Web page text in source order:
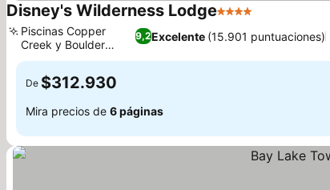
Disney's Wilderness Lodge4 Estrellas
9,2Excelente (15.901 puntuaciones)
Piscinas Copper
Creek y Boulder
Ridge
De $312.930
Mira precios de 6 páginas